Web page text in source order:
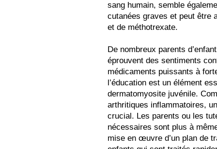
sang humain, semble
cutanées graves et peut être
et de méthotrexate.
De nombreux parents
éprouvent des sentiments
médicaments puissants à
l’éducation est un élément
dermatomyosite juvénile.
arthritiques inflammatoires,
crucial. Les parents ou les
nécessaires sont plus à
mise en œuvre d’un plan de